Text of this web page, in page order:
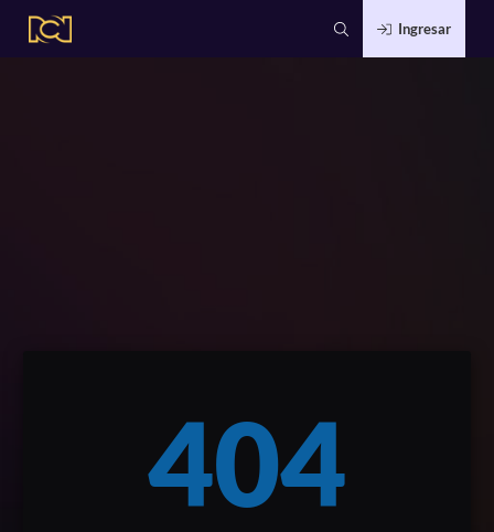
Ingresar
404